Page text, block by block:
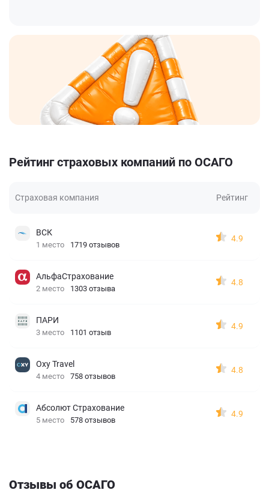
Рейтинг страховых компаний по ОСАГО
Страховая компания Рейтинг
ВСК
1 место 1719 отзывов
4.9
АльфаСтрахование
2 место 1303 отзыва
4.8
ПАРИ
3 место 1101 отзыв
4.9
Oxy Travel
4 место 758 отзывов
4.8
Абсолют Страхование
5 место 578 отзывов
4.9
Отзывы об ОСАГО